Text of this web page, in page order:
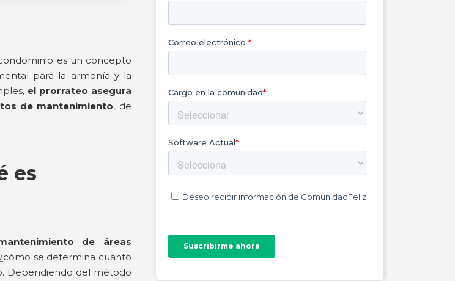
es un concepto
para la armonía y la
el prorrateo asegura
de mantenimiento, de
es
de áreas
se determina cuánto
Dependiendo del método